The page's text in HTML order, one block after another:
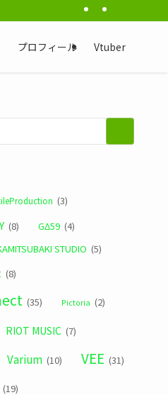
プロフィール Vtuber
(3)
(8) GΔ59 (4)
STUDIO (5)
(8)
(35) Pictoria (2)
RIOT MUSIC (7)
Varium (10) VEE (31)
(19)